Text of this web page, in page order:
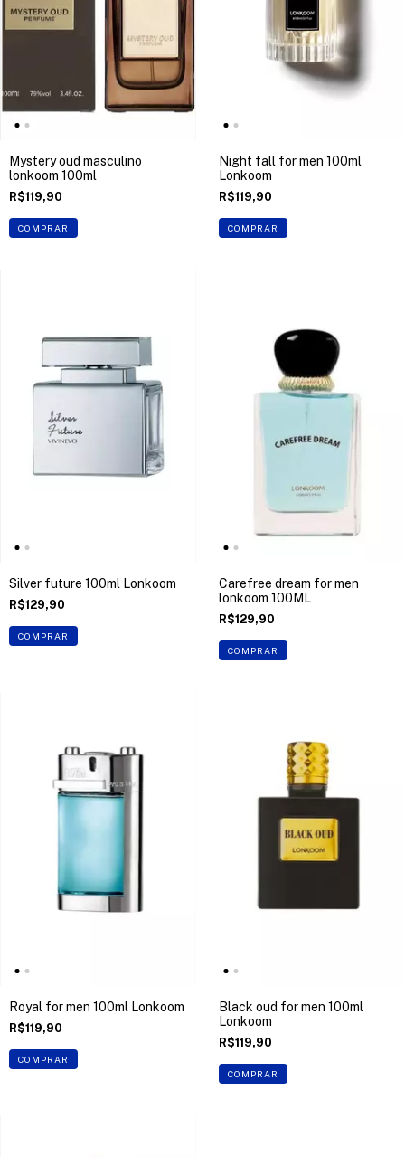
Mystery oud masculino
lonkoom 100ml
R$119,90
COMPRAR
Night fall for men 100ml
Lonkoom
R$119,90
COMPRAR
Silver future 100ml Lonkoom
R$129,90
COMPRAR
Carefree dream for men
lonkoom 100ML
R$129,90
COMPRAR
Royal for men 100ml Lonkoom
R$119,90
COMPRAR
Black oud for men 100ml
Lonkoom
R$119,90
COMPRAR